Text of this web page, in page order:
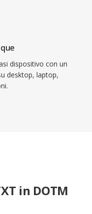
dispositivo con un
desktop, laptop,
in DOTM